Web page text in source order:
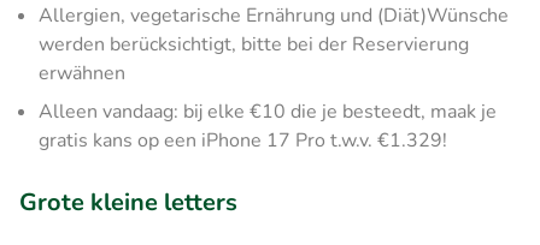
Allergien, vegetarische Ernährung und (Diät)Wünsche
werden berücksichtigt, bitte bei der Reservierung
erwähnen
Alleen vandaag: bij elke €10 die je besteedt, maak je
gratis kans op een iPhone 17 Pro t.w.v. €1.329!
Grote kleine letters